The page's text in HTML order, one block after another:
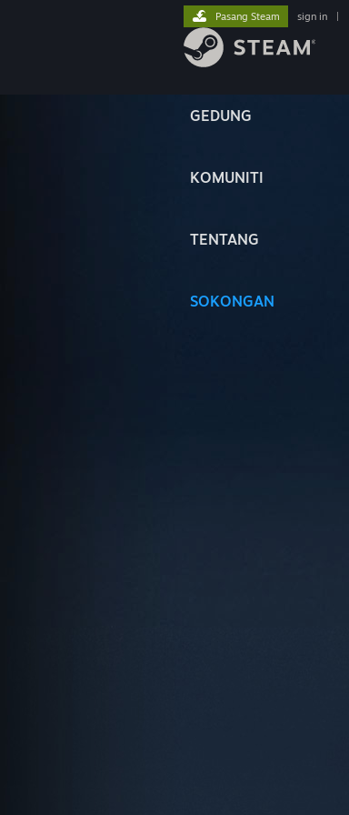
GEDUNG
KOMUNITI
TENTANG
SOKONGAN
Pasang Steam sign in